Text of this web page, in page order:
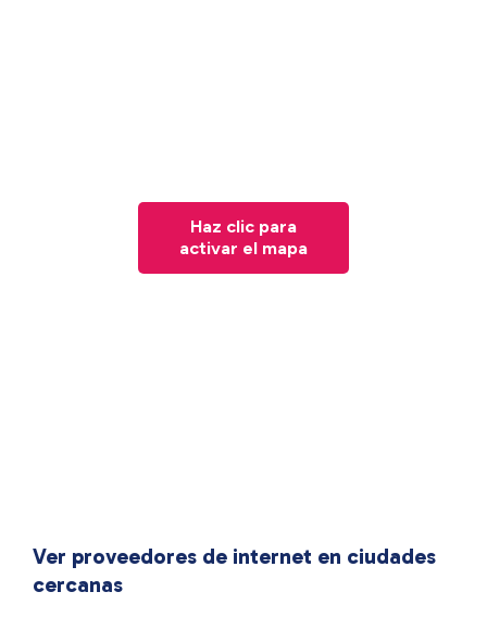
Haz clic para
activar el mapa
Ver proveedores de internet en ciudades
cercanas